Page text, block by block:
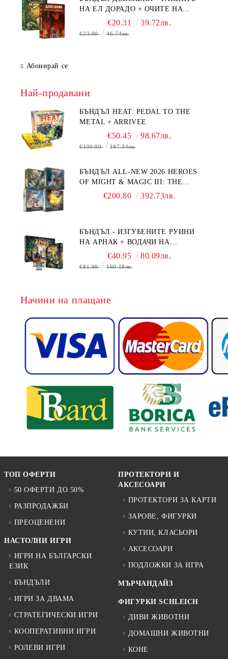
НА ЕЛ ДОРАДО + ОЧИТЕ НА
ДРАКОНА€20.31 39.72лв.
€23.90 46.74лв.
Абонирай се
Най-продавани
БЪНДЪЛ HEAT: PEDAL TO THE
METAL + ARRIVEE
€50.45 98.67лв.
€100.90 197.34лв.
БЪНДЪЛ ALL-NEW 2026 HEROES
OF MIGHT & MAGIC III: THE
BOARD GAME EXPANSIONS -
€200.80 392.73лв.
БЪНДЪЛ - ИЗГУБЕНИТЕ РУИНИ
НА АРНАК + ВОДАЧИ НА
ЕКСПЕДИЦИИ + ПРОМО КАРТИ
БЕЗПЛАТНО
€40.95 80.09лв.
€81.90 160.18лв.
Начини на плащане
ТОП ОФЕРТИ
50 ОФЕРТИ ДО 50%
РАЗПРОДАЖБИ
ПРЕОЦЕНЕНИ
НАСТОЛНИ ИГРИ
ИГРИ НА БЪЛГАРСКИ
ЕЗИК
БЪНДЪЛИ
ИГРИ ЗА ДВАМА
СТРАТЕГИЧЕСКИ ИГРИ
КООПЕРАТИВНИ ИГРИ
РОЛЕВИ ИГРИ
ПРОТЕКТОРИ И
АКСЕСОАРИ
ПРОТЕКТОРИ ЗА КАРТИ
ЗАРОВЕ, ФИГУРКИ
КУТИИ, КЛАСЬОРИ
АКСЕСОАРИ
ПОДЛОЖКИ ЗА ИГРА
МЪРЧАНДАЙЗ
ФИГУРКИ SCHLEICH
ДИВИ ЖИВОТНИ
ДОМАШНИ ЖИВОТНИ
КОНЕ